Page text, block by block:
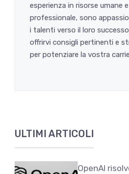
esperienza in risorse umane
professionale, sono
i talenti verso il loro
offrirvi consigli pertinenti e
per potenziare la vostra
ULTIMI ARTICOLI
OpenAI